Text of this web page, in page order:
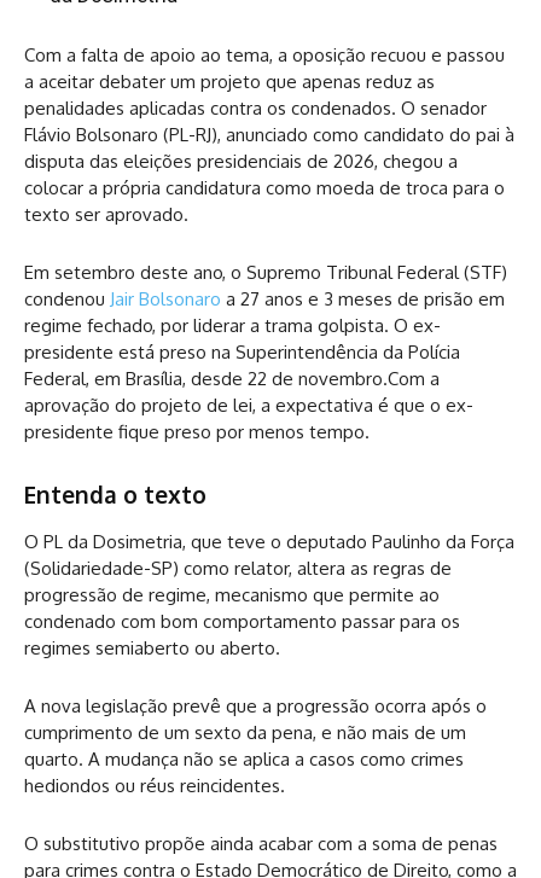
Com a falta de apoio ao tema, a oposição recuou e passou
a aceitar debater um projeto que apenas reduz as
penalidades aplicadas contra os condenados. O senador
Flávio Bolsonaro (PL-RJ), anunciado como candidato do pai à
disputa das eleições presidenciais de 2026, chegou a
colocar a própria candidatura como moeda de troca para o
texto ser aprovado.
Em setembro deste ano, o Supremo Tribunal Federal (STF)
condenou Jair Bolsonaro a 27 anos e 3 meses de prisão em
regime fechado, por liderar a trama golpista. O ex-
presidente está preso na Superintendência da Polícia
Federal, em Brasília, desde 22 de novembro.Com a
aprovação do projeto de lei, a expectativa é que o ex-
presidente fique preso por menos tempo.
Entenda o texto
O PL da Dosimetria, que teve o deputado Paulinho da Força
(Solidariedade-SP) como relator, altera as regras de
progressão de regime, mecanismo que permite ao
condenado com bom comportamento passar para os
regimes semiaberto ou aberto.
A nova legislação prevê que a progressão ocorra após o
cumprimento de um sexto da pena, e não mais de um
quarto. A mudança não se aplica a casos como crimes
hediondos ou réus reincidentes.
O substitutivo propõe ainda acabar com a soma de penas
para crimes contra o Estado Democrático de Direito, como a